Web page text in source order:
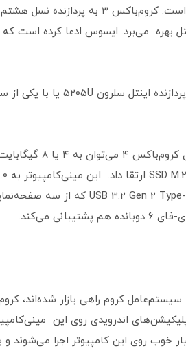
سخت‌افزاری بهتر از مدل قبلی است.
بهره می‌برد. ایسوس ادعا کرده است که
از دیگر ویژگی‌های
اندرویدی روی این
خوب روی این کامپیوتر اجرا می‌شوند